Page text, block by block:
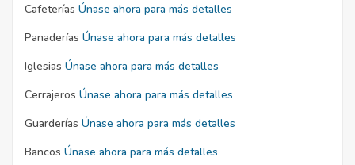
Cafeterías Únase ahora para más detalles
Panaderías Únase ahora para más detalles
Iglesias Únase ahora para más detalles
Cerrajeros Únase ahora para más detalles
Guarderías Únase ahora para más detalles
Bancos Únase ahora para más detalles